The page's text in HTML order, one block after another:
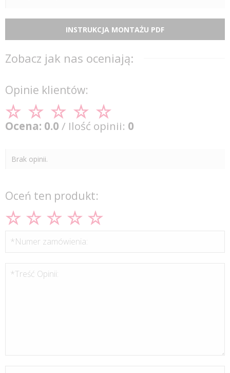
INSTRUKCJA MONTAŻU PDF
Zobacz jak nas oceniają:
Opinie klientów:
Ocena: 0.0 / Ilość opinii: 0
Brak opinii.
Oceń ten produkt:
*Numer zamówienia:
*Treść Opinii: